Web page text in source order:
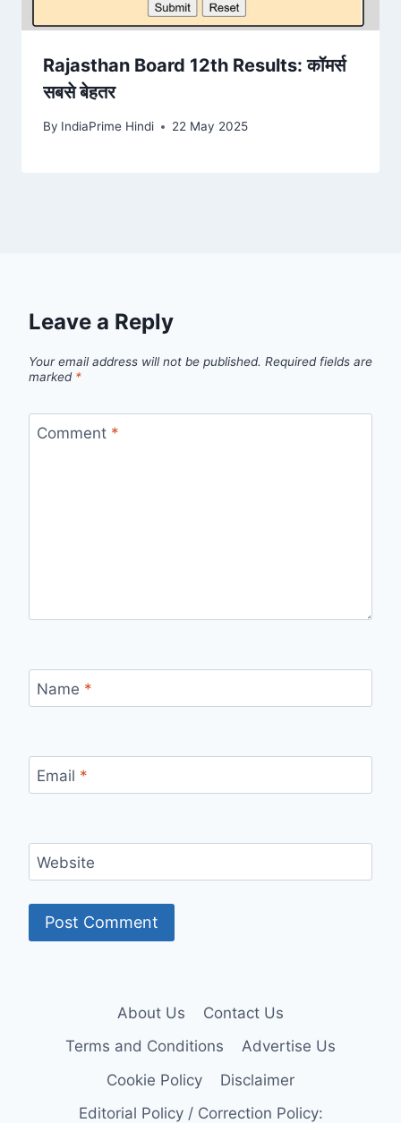
Rajasthan Board 12th Results: कॉमर्स
सबसे बेहतर
By IndiaPrime Hindi 22 May 2025
Leave a Reply
Your email address will not be published. Required fields are
marked *
Comment *
Name *
Email *
Website
About Us
Contact Us
Terms and Conditions
Advertise Us
Cookie Policy
Disclaimer
Editorial Policy / Correction Policy: